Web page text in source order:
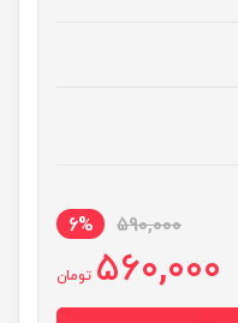
590,000
6%
560,000 تومان